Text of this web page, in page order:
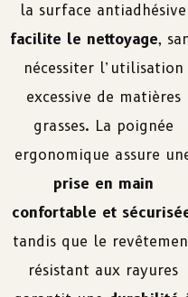
la surface antiadhésive
facilite le nettoyage,
nécessiter l’utilisation
excessive de matières
grasses. La poignée
ergonomique assure
prise en main
confortable et
tandis que le
résistant aux rayures